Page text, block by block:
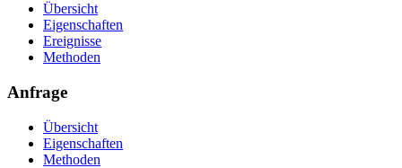
Übersicht
Eigenschaften
Ereignisse
Methoden
Anfrage
Übersicht
Eigenschaften
Methoden